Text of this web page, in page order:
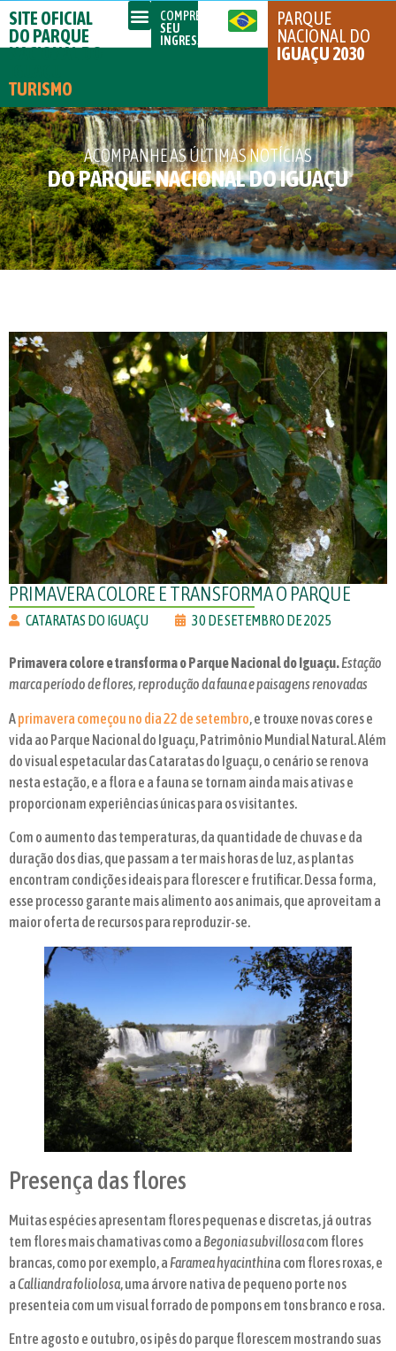
SITE OFICIAL
DO PARQUE
NACIONAL DO
TURISMO
COMPRE
SEU
INGRESSO
PARQUE
NACIONAL DO
IGUAÇU 2030
ACOMPANHE AS ÚLTIMAS NOTÍCIAS
DO PARQUE NACIONAL DO IGUAÇU
PRIMAVERA COLORE E TRANSFORMA O PARQUE
CATARATAS DO IGUAÇU 30 DE SETEMBRO DE 2025
Primavera colore e transforma o Parque Nacional do Iguaçu.Estação
marca período de flores, reprodução da fauna e paisagens renovadas
Aprimavera começou no dia 22 de setembro, e trouxe novas cores e
vida ao Parque Nacional do Iguaçu, Patrimônio Mundial Natural. Além
do visual espetacular das Cataratas do Iguaçu, o cenário se renova
nesta estação, e a flora e a fauna se tornam ainda mais ativas e
proporcionam experiências únicas para os visitantes.
Com o aumento das temperaturas, da quantidade de chuvas e da
duração dos dias, que passam a ter mais horas de luz, as plantas
encontram condições ideais para florescer e frutificar. Dessa forma,
esse processo garante mais alimento aos animais, que aproveitam a
maior oferta de recursos para reproduzir-se.
Presença das flores
Muitas espécies apresentam flores pequenas e discretas, já outras
tem flores mais chamativas como a Begonia subvillosacom flores
brancas, como por exemplo, a Faramea hyacinthina com flores roxas, e
aCalliandra foliolosa, uma árvore nativa de pequeno porte nos
presenteia com um visual forrado de pompons em tons branco e rosa.
Entre agosto e outubro, os ipês do parque florescem mostrando suas